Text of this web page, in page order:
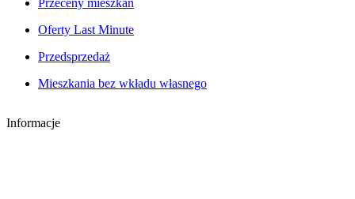
Przeceny mieszkań
Oferty Last Minute
Przedsprzedaż
Mieszkania bez wkładu własnego
Informacje